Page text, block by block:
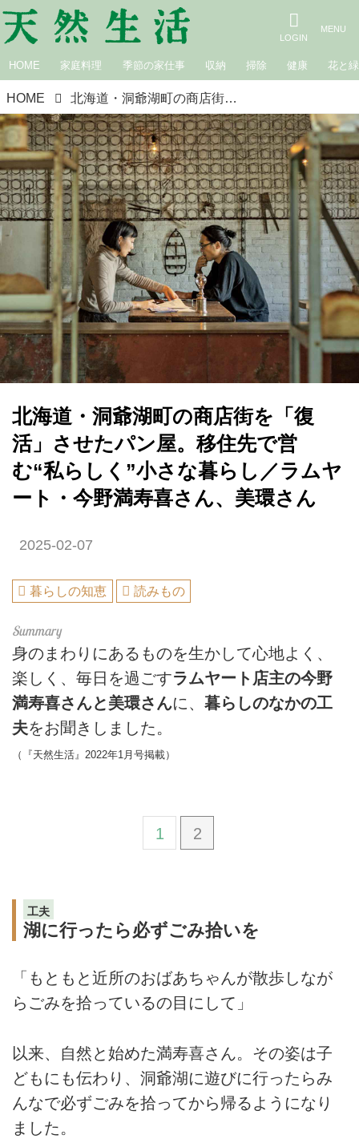
HOME 家庭料理 季節の家仕事 収納 掃除 健康 花と緑
HOME 北海道・洞爺湖町の商店街を「復活」させたパン屋。移住先で営む“私らしく”小さな暮らし／ラムヤート・今野満寿喜さん、美環さん
北海道・洞爺湖町の商店街を「復
活」させたパン屋。移住先で営
む“私らしく”小さな暮らし／ラムヤ
ート・今野満寿喜さん、美環さん
2025-02-07
暮らしの知恵 読みもの
身のまわりにあるものを生かして心地よく、
楽しく、毎日を過ごすラムヤート店主の今野
満寿喜さんと美環さんに、 暮らしのなかの工
夫をお聞きしました。
（『天然生活』2022年1月号掲載）
1 2
工夫
湖に行ったら必ずごみ拾いを
「もともと近所のおばあちゃんが散歩しなが
らごみを拾っているの目にして」
以来、自然と始めた満寿喜さん。その姿は子
どもにも伝わり、洞爺湖に遊びに行ったらみ
んなで必ずごみを拾ってから帰るようになり
ました。